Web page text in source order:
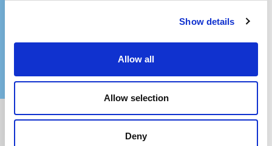
Show details
Allow all
Allow selection
Deny
Potencjalne skutki uboczne szczepionek przeciwko COVID-19.